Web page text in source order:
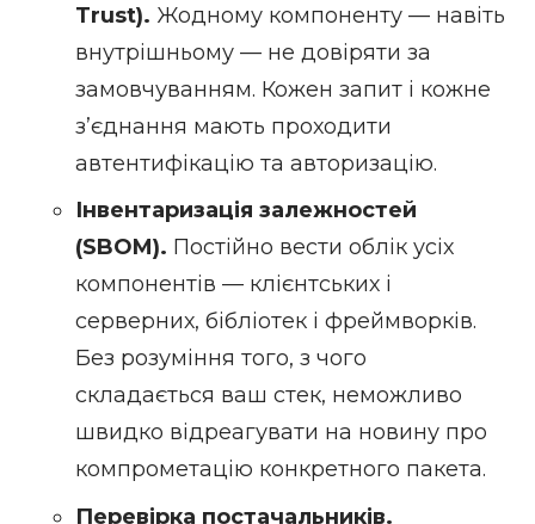
Trust). Жодному компоненту — навіть
внутрішньому — не довіряти за
замовчуванням. Кожен запит і кожне
з’єднання мають проходити
автентифікацію та авторизацію.
Інвентаризація залежностей
(SBOM). Постійно вести облік усіх
компонентів — клієнтських і
серверних, бібліотек і фреймворків.
Без розуміння того, з чого
складається ваш стек, неможливо
швидко відреагувати на новину про
компрометацію конкретного пакета.
Перевірка постачальників.